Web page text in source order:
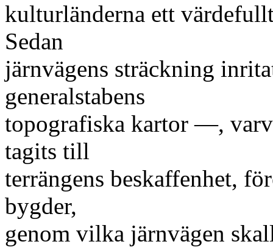
kulturländerna ett
Sedan
järnvägens sträckning
generalstabens
topografiska kartor —,
tagits till
terrängens beskaffenhet,
bygder,
genom vilka järnvägen